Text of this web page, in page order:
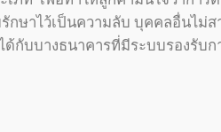
ษาไว้เป็นความลับ บุคคลอื่นไม่
บบางธนาคารที่มีระบบรองรับ